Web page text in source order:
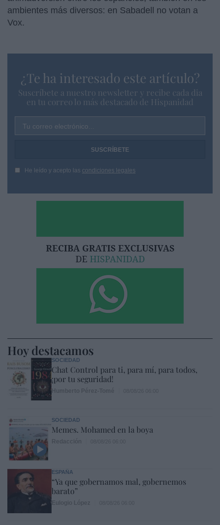
ambientes más diversos: en Sabadell no votan a
Vox.
¿Te ha interesado este artículo?
Suscríbete a nuestro newsletter y recibe cada dia
en tu correo lo más destacado de Hispanidad
Tu correo electrónico...
He leído y acepto las condiciones legales
Hoy destacamos
SOCIEDAD
Chat Control para ti, para mí, para todos,
¡por tu seguridad!
SOCIEDAD
Memes. Mohamed en la boya
ESPAÑA
“Ya que gobernamos mal, gobernemos
barato”